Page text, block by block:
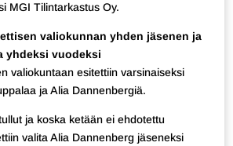
MGI Tilintarkastus Oy.
valiokunnan yhden jäsenen ja
yhdeksi vuodeksi
valiokuntaan esitettiin varsinaiseksi
ja Alia Dannenbergiä.
ja koska ketään ei ehdotettu
valita Alia Dannenberg jäseneksi